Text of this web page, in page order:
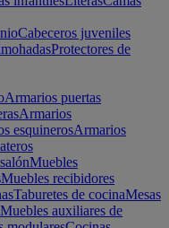
Cabeceros juveniles
Protectores de
Armarios puertas
Armarios
esquinerosArmarios
Muebles
Muebles recibidores
Taburetes de cocinaMesas
Muebles auxiliares de